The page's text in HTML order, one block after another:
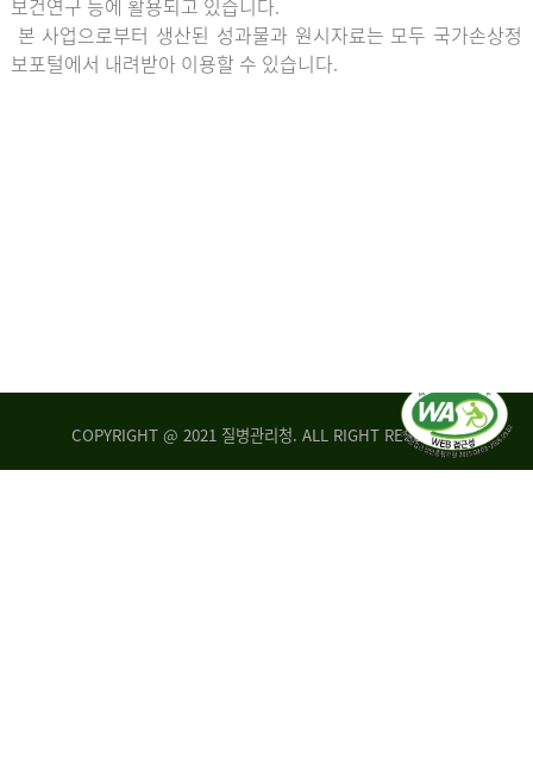
보건연구 등에 활용되고 있습니다.
본 사업으로부터 생산된 성과물과 원시자료는 모두 국가손상정
보포털에서 내려받아 이용할 수 있습니다.
COPYRIGHT @ 2021 질병관리청. ALL RIGHT RESERVED